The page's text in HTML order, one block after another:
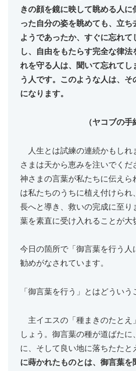
きの顔を鏡に映して眺める人に
った自分の姿を眺めても、立ち
ようであったか、すぐに忘れて
し、自由をもたらす完全な律法
れを守る人は、聞いて忘れてし
う人です。このような人は、そ
になります。
（ヤコブの手
人生とは試練の連続かもしれ
さまは天から恵みを注いでくだ
神さまの言葉が私たちに伝えら
は私たちのうちに植え付けられ
長へと導き、救いの完成に至り
葉を素直に受け入れることが大
今日の箇所で「御言葉を行う人
勧めがなされています。
「御言葉を行う」とはどういう
主イエスの「種まきのたとえ
しょう。御言葉の種が道ばたに
に、そして良い地に落ちたたと
に蒔かれたものとは、御言葉を